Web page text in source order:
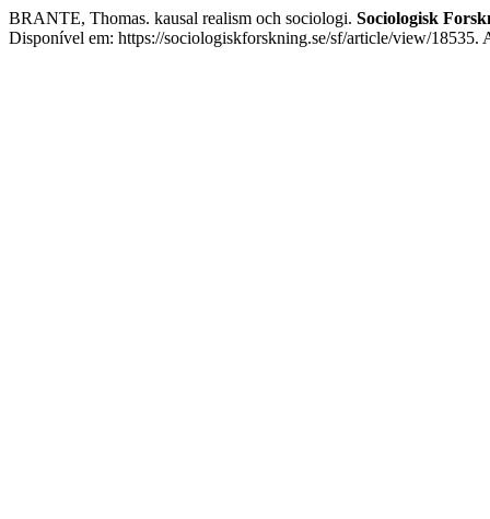
BRANTE, Thomas. kausal realism och sociologi. Sociologisk
Disponível em: https://sociologiskforskning.se/sf/article/view/18535.